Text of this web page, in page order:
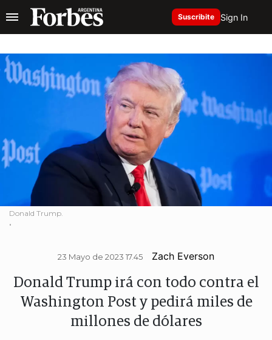
Suscribite Sign In
Donald Trump.
.
23 Mayo de 2023 17.45 Zach Everson
Donald Trump irá con todo contra el
Washington Post y pedirá miles de
millones de dólares